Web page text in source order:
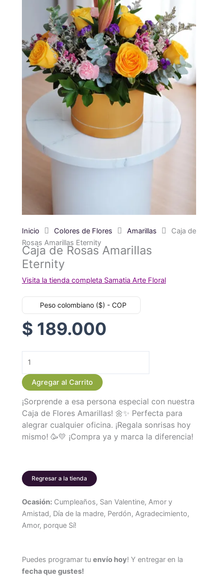
Inicio Colores de Flores Amarillas
Caja de
Rosas Amarillas Eternity
Caja de Rosas Amarillas
Eternity
Visita la tienda completa Samatia Arte Floral
Peso colombiano ($) - COP
$ 189.000
Caja
de
Rosas
Amarillas
Eternity
cantidad
Agregar al Carrito
¡Sorprende a esa persona especial con nuestra
Caja de Flores Amarillas! 🌼✨ Perfecta para
alegrar cualquier oficina. ¡Regala sonrisas hoy
mismo! 🥳💛 ¡Compra ya y marca la diferencia!
Regresar a la tienda
Ocasión: Cumpleaños, San Valentine, Amor y
Amistad, Día de la madre, Perdón, Agradecimiento,
Amor, porque Sí!
Puedes programar tu envío hoy! Y entregar en la
fecha que gustes!